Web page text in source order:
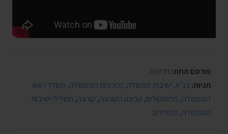
פורסם תחת: חדשות
תגיות: בג"ץ, ישיבות ממשלה, מזכירות הממשלה, משרד ראש
הממשלה, פרוטוקולים, קבינט הקורונה, קורונה, תמלילי ישיבות
הממשלה, תמלילים